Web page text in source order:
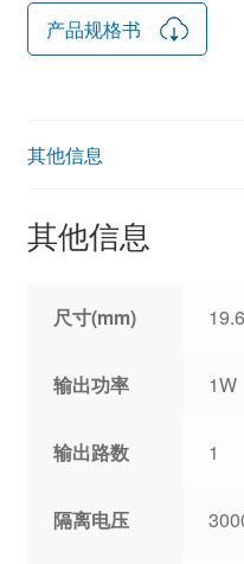
产品规格书
其他信息
其他信息
尺寸(mm)
输出功率 1W
输出路数 1
隔离电压